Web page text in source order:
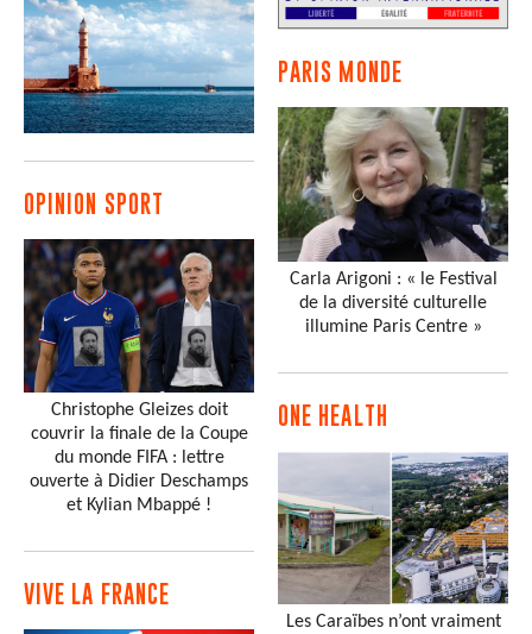
OPINION SPORT
Christophe Gleizes doit
couvrir la finale de la Coupe
du monde FIFA : lettre
ouverte à Didier Deschamps
et Kylian Mbappé !
VIVE LA FRANCE
PARIS MONDE
Carla Arigoni : « le Festival
de la diversité culturelle
illumine Paris Centre »
ONE HEALTH
Les Caraïbes n’ont vraiment